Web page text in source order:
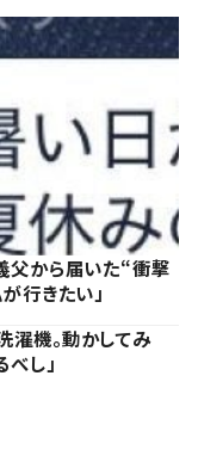
父から届いた“衝撃
行きたい」
機。動かしてみ
し」